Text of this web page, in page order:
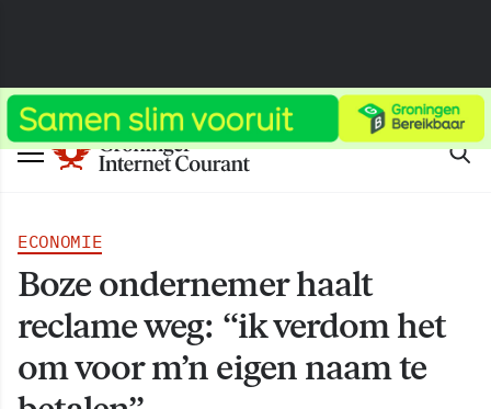
ECONOMIE
Boze ondernemer haalt
reclame weg: “ik verdom het
om voor m’n eigen naam te